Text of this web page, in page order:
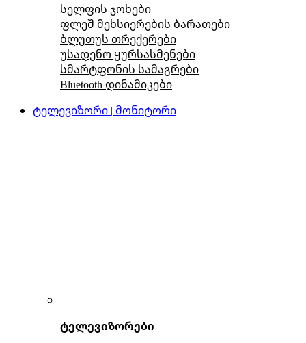
სელფის ჯოხები
ფლეშ მეხსიერების ბარათები
ბლუთუს თრექერები
უსადენო ყურსასმენები
სმარტფონის სამაგრები
Bluetooth დინამიკები
ტელევიზორი | მონიტორი
ტელევიზორები